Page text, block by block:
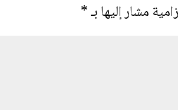
مشار إليها بـ*